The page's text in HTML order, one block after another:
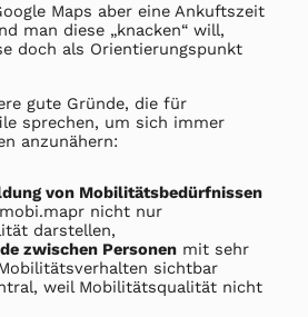
Maps aber eine Ankuftszeit
man diese „knacken“ will,
doch als Orientierungspunkt
gute Gründe, die für
sprechen, um sich immer
anzunähern:
von Mobilitätsbedürfnissen
nicht nur
darstellen,
zwischen Personen mit sehr
sichtbar
weil Mobilitätsqualität nicht